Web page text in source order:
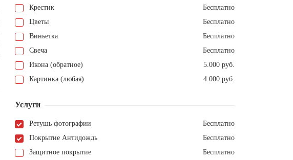
Крестик
Бесплатно
Цветы
Бесплатно
Виньетка
Бесплатно
Свеча
Бесплатно
Икона (обратное)
5.000 руб.
Картинка (любая)
4.000 руб.
Услуги
Ретушь фотографии
Бесплатно
Покрытие Антидождь
Бесплатно
Защитное покрытие
Бесплатно